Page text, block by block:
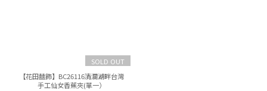
SOLD OUT
【花田囍飾】BC26116清瀾湖畔台灣
手工仙女香蕉夾(單一）